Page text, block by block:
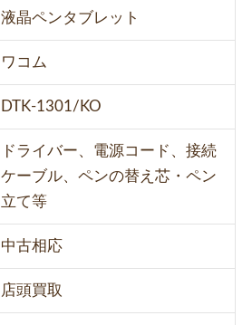
液晶ペンタブレット
ワコム
DTK-1301/KO
ドライバー、電源コード、接続
ケーブル、ペンの替え芯・ペン
立て等
中古相応
店頭買取